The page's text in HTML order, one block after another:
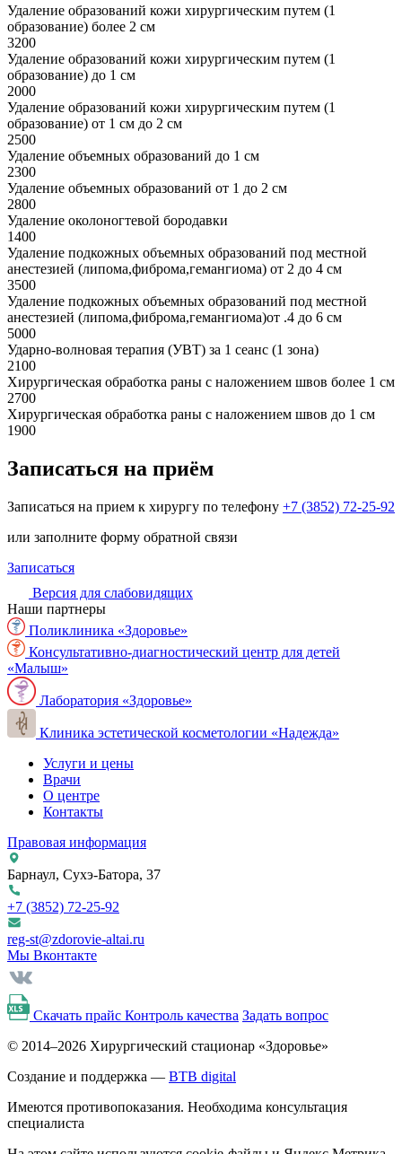
Удаление образований кожи хирургическим путем (1
образование) более 2 см
3200
Удаление образований кожи хирургическим путем (1
образование) до 1 см
2000
Удаление образований кожи хирургическим путем (1
образование) от 1 см до 2 см
2500
Удаление объемных образований до 1 см
2300
Удаление объемных образований от 1 до 2 см
2800
Удаление околоногтевой бородавки
1400
Удаление подкожных объемных образований под местной
анестезией (липома,фиброма,гемангиома) от 2 до 4 см
3500
Удаление подкожных объемных образований под местной
анестезией (липома,фиброма,гемангиома)от .4 до 6 см
5000
Ударно-волновая терапия (УВТ) за 1 сеанс (1 зона)
2100
Хирургическая обработка раны с наложением швов более 1 см
2700
Хирургическая обработка раны с наложением швов до 1 см
1900
Записаться на приём
Записаться на прием к хирургу по телефону +7 (3852) 72-25-92
или заполните форму обратной связи
Записаться
Версия для слабовидящих
Наши партнеры
Поликлиника «Здоровье»
Консультативно-диагностический центр для детей
«Малыш»
Лаборатория «Здоровье»
Клиника эстетической косметологии «Надежда»
Услуги и цены
Врачи
О центре
Контакты
Правовая информация
Барнаул, Сухэ-Батора, 37
+7 (3852) 72-25-92
reg-st@zdorovie-altai.ru
Мы Вконтакте
Скачать прайс Контроль качества Задать вопрос
© 2014–2026 Хирургический стационар «Здоровье»
Создание и поддержка — BTB digital
Имеются противопоказания. Необходима консультация
специалиста